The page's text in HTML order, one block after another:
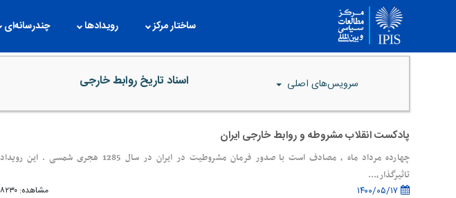
ساختار مرکز رویدادها چندرسانه‌ای
سرویس‌های اصلی اسناد تاریخ روابط خارجی
پادکست انقلاب مشروطه و روابط خارجی ایران
چهارده مرداد ماه ، مصادف است با صدور فرمان مشروطیت در ایران در سال 1285 هجری شمسی . این رویداد
تاثیرگذار،...
مشاهده: ۸۲۳۰